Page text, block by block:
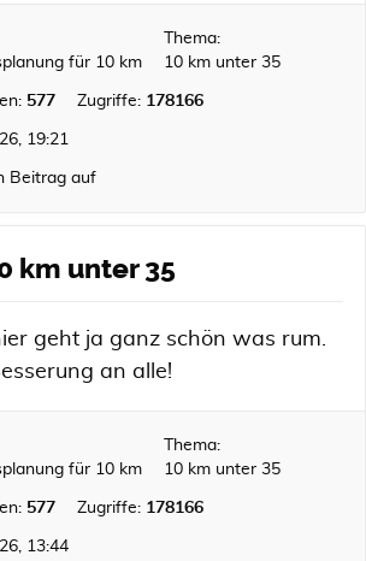
für 10 km
Thema:
10 km unter 35
577 Zugriffe: 178166
19:21
Beitrag auf
km unter 35
geht ja ganz schön was rum.
an alle!
für 10 km
Thema:
10 km unter 35
577 Zugriffe: 178166
13:44